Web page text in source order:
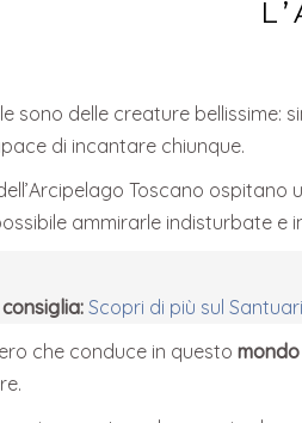
sono delle creature bellissime:
di incantare chiunque.
Toscano ospitano
ammirarle indisturbate e
Scopri di più sul
che conduce in questo